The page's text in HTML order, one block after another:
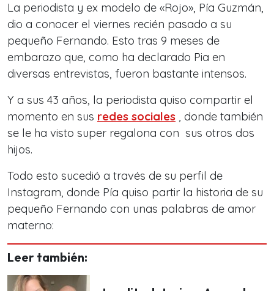
La periodista y ex modelo de «Rojo», Pía Guzmán,
dio a conocer el viernes recién pasado a su
pequeño Fernando. Esto tras 9 meses de
embarazo que, como ha declarado Pia en
diversas entrevistas, fueron bastante intensos.
Y a sus 43 años, la periodista quiso compartir el
momento en sus redes sociales , donde también
se le ha visto super regalona con sus otros dos
hijos.
Todo esto sucedió a través de su perfil de
Instagram, donde Pía quiso partir la historia de su
pequeño Fernando con unas palabras de amor
materno:
Leer también: